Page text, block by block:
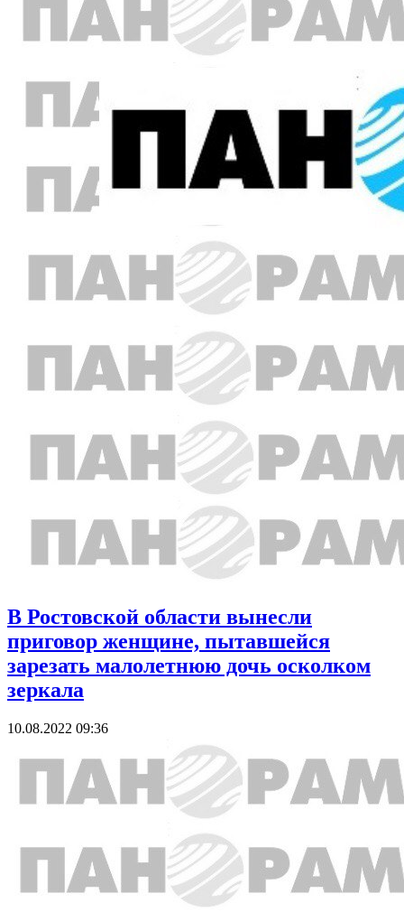
В Ростовской области вынесли
приговор женщине, пытавшейся
зарезать малолетнюю дочь осколком
зеркала
10.08.2022 09:36